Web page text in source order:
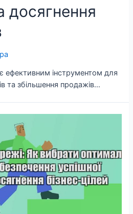
досягнення
ефективним інструментом для
та збільшення продажів…